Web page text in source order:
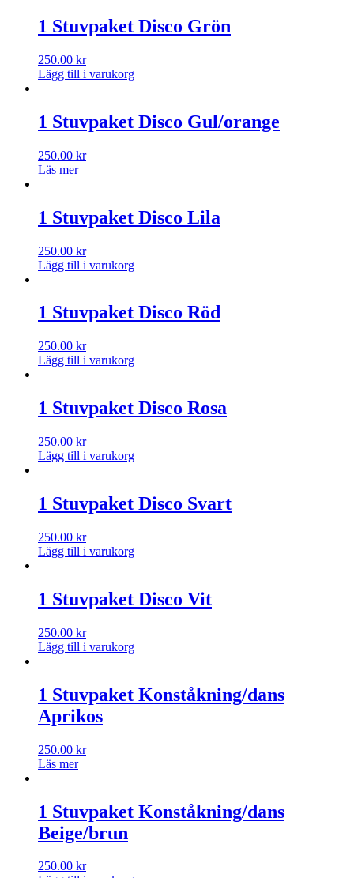
1 Stuvpaket Disco Grön
250.00 kr
Lägg till i varukorg
1 Stuvpaket Disco Gul/orange
250.00 kr
Läs mer
1 Stuvpaket Disco Lila
250.00 kr
Lägg till i varukorg
1 Stuvpaket Disco Röd
250.00 kr
Lägg till i varukorg
1 Stuvpaket Disco Rosa
250.00 kr
Lägg till i varukorg
1 Stuvpaket Disco Svart
250.00 kr
Lägg till i varukorg
1 Stuvpaket Disco Vit
250.00 kr
Lägg till i varukorg
1 Stuvpaket Konståkning/dans
Aprikos
250.00 kr
Läs mer
1 Stuvpaket Konståkning/dans
Beige/brun
250.00 kr